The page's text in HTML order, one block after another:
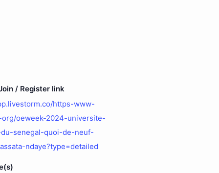
/ Register link
https-www-
oeweek-2024-universite-
senegal-quoi-de-neuf-
ndaye?type=detailed